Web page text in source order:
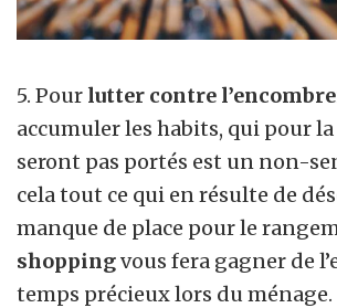
5. Pour lutter contre
accumuler les habits, qui pour
seront pas portés est un non-
cela tout ce qui en résulte de
manque de place pour le
shoppingvous fera gagner de
temps précieux lors du ménage.